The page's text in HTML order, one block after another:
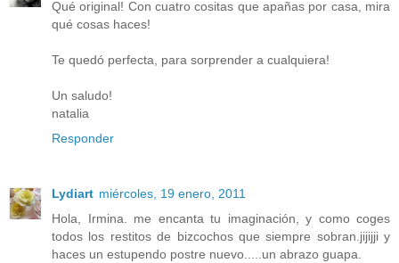
Qué original! Con cuatro cositas que apañas por casa, mira
qué cosas haces!
Te quedó perfecta, para sorprender a cualquiera!
Un saludo!
natalia
Responder
Lydiart miércoles, 19 enero, 2011
Hola, Irmina. me encanta tu imaginación, y como coges
todos los restitos de bizcochos que siempre sobran.jijijji y
haces un estupendo postre nuevo.....un abrazo guapa.